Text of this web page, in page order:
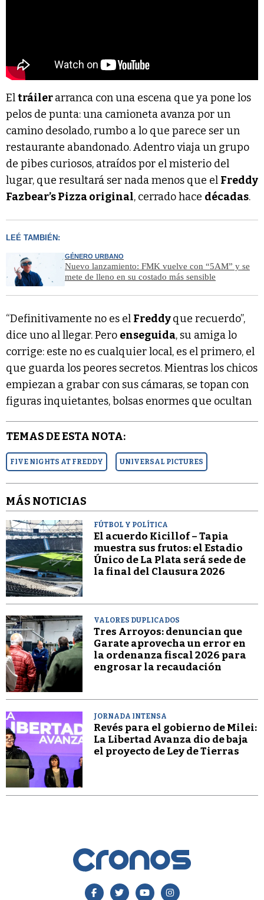
Eltráilerarranca con una escena que ya pone los
pelos de punta: una camioneta avanza por un
camino desolado, rumbo a lo que parece ser un
restaurante abandonado. Adentro viaja un grupo
de pibes curiosos, atraídos por el misterio del
lugar, que resultará ser nada menos que el Freddy
Fazbear’s Pizza original, cerrado hace décadas.
LEÉ TAMBIÉN:
GÉNERO URBANO
Nuevo lanzamiento: FMK vuelve con “5AM” y se
mete de lleno en su costado más sensible
“Definitivamente no es el Freddyque recuerdo”,
dice uno al llegar. Pero enseguida, su amiga lo
corrige: este no es cualquier local, es el primero, el
que guarda los peores secretos. Mientras los chicos
empiezan a grabar con sus cámaras, se topan con
figuras inquietantes, bolsas enormes que ocultan
TEMAS DE ESTA NOTA:
FIVE NIGHTS AT FREDDY UNIVERSAL PICTURES
MÁS NOTICIAS
FÚTBOL Y POLÍTICA
El acuerdo Kicillof – Tapia
muestra sus frutos: el Estadio
Único de La Plata será sede de
la final del Clausura 2026
VALORES DUPLICADOS
Tres Arroyos: denuncian que
Garate aprovecha un error en
la ordenanza fiscal 2026 para
engrosar la recaudación
JORNADA INTENSA
Revés para el gobierno de Milei:
La Libertad Avanza dio de baja
el proyecto de Ley de Tierras